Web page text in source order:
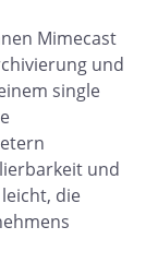
Mimecast
und
single
und
die